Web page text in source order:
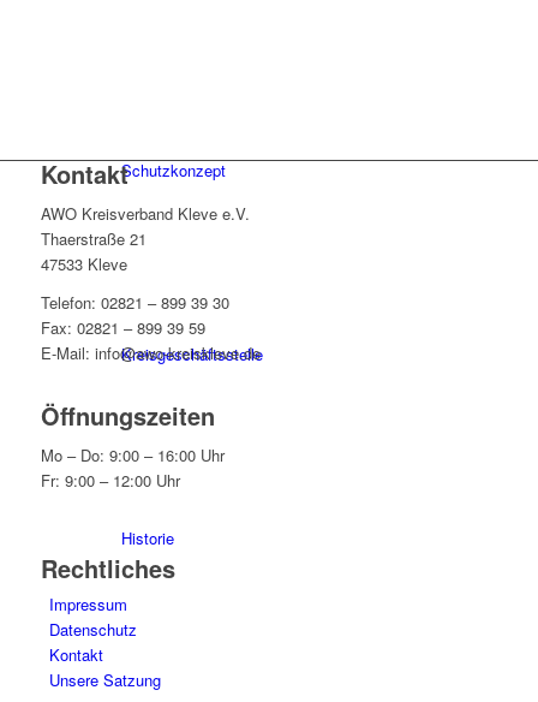
Schutzkonzept
Kreisgeschäftsstelle
Historie
Kontakt
AWO Kreisverband Kleve e.V.
Thaerstraße 21
47533 Kleve
Telefon: 02821 – 899 39 30
Fax: 02821 – 899 39 59
E-Mail: info@awo-kreiskleve.de
Öffnungszeiten
Mo – Do: 9:00 – 16:00 Uhr
Fr: 9:00 – 12:00 Uhr
Rechtliches
Impressum
Datenschutz
Kontakt
Unsere Satzung